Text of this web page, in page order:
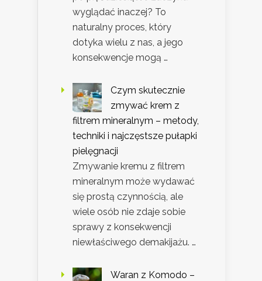
wyglądać inaczej? To
naturalny proces, który
dotyka wielu z nas, a jego
konsekwencje mogą …
Czym skutecznie
zmywać krem z
filtrem mineralnym – metody,
techniki i najczęstsze pułapki
pielęgnacji
Zmywanie kremu z filtrem
mineralnym może wydawać
się prostą czynnością, ale
wiele osób nie zdaje sobie
sprawy z konsekwencji
niewłaściwego demakijażu. …
Waran z Komodo –